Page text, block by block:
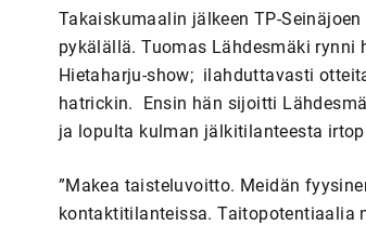
Takaiskumaalin jälkeen TP-
pykälällä. Tuomas Lähdesmäki
Hietaharju-show; ilahduttavasti
hatrickin. Ensin hän sijoitti
ja lopulta kulman jälkitilanteesta
”Makea taisteluvoitto. Meidän
kontaktitilanteissa. Taitopotentiaalia